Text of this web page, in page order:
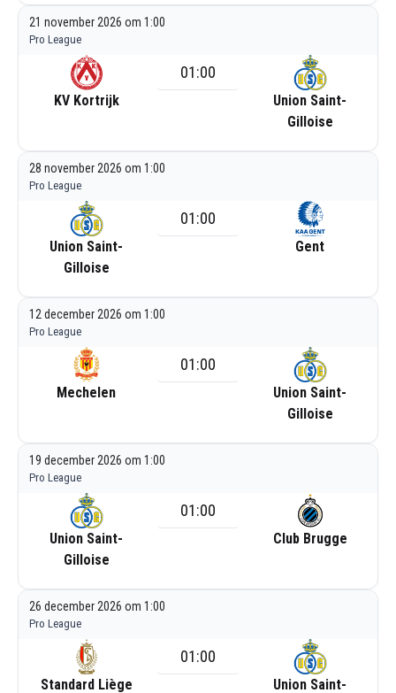
21 november 2026 om 1:00
Pro League
KV Kortrijk
01:00
Union Saint-
Gilloise
28 november 2026 om 1:00
Pro League
Union Saint-
Gilloise
01:00
Gent
12 december 2026 om 1:00
Pro League
Mechelen
01:00
Union Saint-
Gilloise
19 december 2026 om 1:00
Pro League
Union Saint-
Gilloise
01:00
Club Brugge
26 december 2026 om 1:00
Pro League
Standard Liège
01:00
Union Saint-